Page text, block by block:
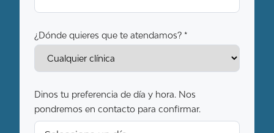
¿Dónde quieres que te atendamos? *
Dinos tu preferencia de día y hora. Nos
pondremos en contacto para confirmar.